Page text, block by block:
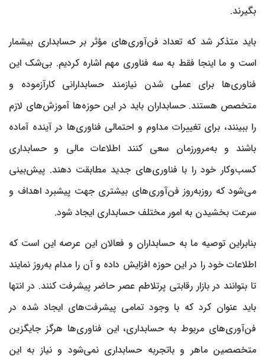
بگیرند.
باید متذکر شد که تعداد فن‌آوری‌های مؤثر بر حسابداری بیشمار
است و ما اینجا فقط به سه فناوری مهم اشاره کردیم. بی‌شک این
فناوری‌ها برای عملی شدن نیازمند حسابدارانی کارآزموده و
متخصص هستند. حسابداران باید در این حوزه‌ها آموزش‌های لازم
را ببینند، برای تغییرات مداوم و احتمالی فناوری‌ها در آینده آماده
باشند و به‌مرورزمان سعی کنند اطلاعات مالی و حسابداری
کسب‌وکار خود را با فناوری‌های جدید مطابقت دهند. پیش‌بینی
می‌شود که روزبه‌روز فن‌آوری‌های بیشتری جهت پیشبرد اهداف و
سرعت بخشیدن به امور مختلف حسابداری ایجاد شود.
بنابراین توصیه ما به حسابداران و فعالان این عرصه این است که
اطلاعات خود را در این حوزه افزایش داده و آن را مدام به‌روز نمایند
تا بتوانند در بازار رقابتی پرتلاطم عصر حاضر پیشرفت کنند. در انتها
باید عنوان کرد که با وجود تمامی پیشرفت‌های ایجاد شده در
فن‌آوری‌های مربوط به حسابداری، این فناوری‌ها هرگز جایگزین
متخصصین ماهر و باتجربه حسابداری نمی‌شود و نیاز به این